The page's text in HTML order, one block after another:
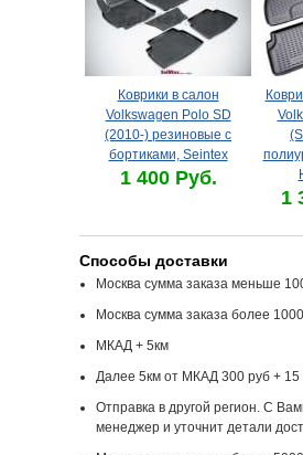
Коврики в салон
Volkswagen Polo SD
(2010-) резиновые с
бортиками, Seintex
1 400 Руб.
1
Способы доставки
Москва сумма заказа меньше
Москва сумма заказа более
МКАД + 5км
Далее 5км от МКАД 300 руб + 15
Отправка в другой регион. С
менеджер и уточнит детали